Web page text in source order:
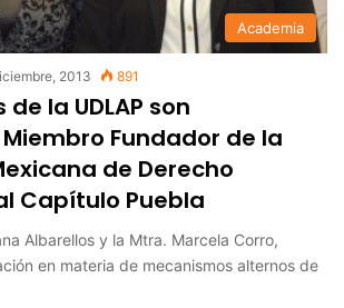
Academia
2013 891
la UDLAP son
Fundador de la
de Derecho
Capítulo Puebla
Albarellos y la Mtra. Marcela Corro,
en materia de mecanismos alternos de